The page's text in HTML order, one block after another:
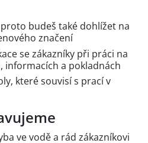
budeš také dohlížet na
značení
se zákazníky při práci na
informacích a pokladnách
které souvisí s prací v
ve vodě a rád zákazníkovi